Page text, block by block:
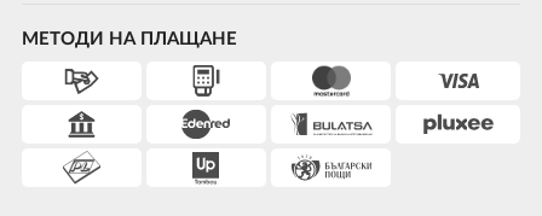
МЕТОДИ НА ПЛАЩАНЕ